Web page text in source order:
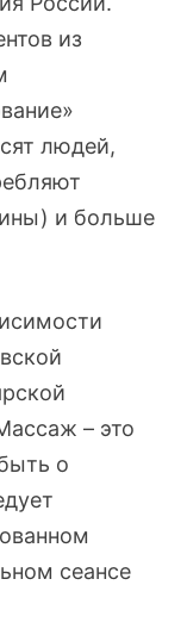
из
людей,
и больше
– это
о
сеансе